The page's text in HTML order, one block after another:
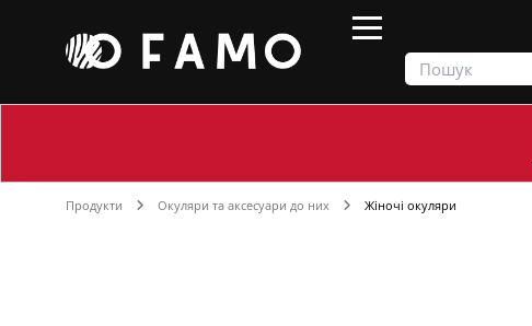
Продукти Окуляри та аксесуари до них Жіночі окуляри